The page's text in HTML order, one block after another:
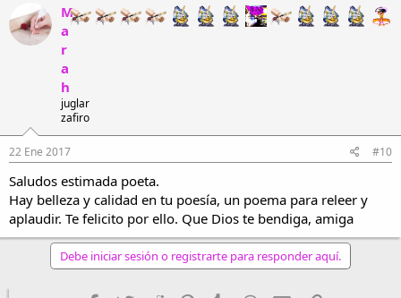
M
a
r
a
h
juglar
zafiro
22 Ene 2017 #10
Saludos estimada poeta.
Hay belleza y calidad en tu poesía, un poema para releer y
aplaudir. Te felicito por ello. Que Dios te bendiga, amiga
Debe iniciar sesión o registrarte para responder aquí.